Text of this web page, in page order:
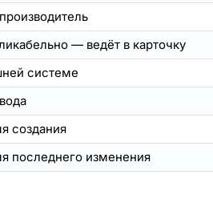
— ведёт в карточку
системе
создания
последнего изменения